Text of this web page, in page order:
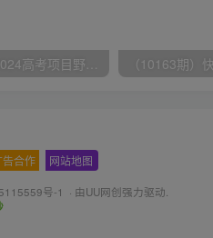
（10150期）2024高考项目野路子玩法，无限裂变，最高一天1W＋！
告合作 网站地图
号-1 · 由UU网创强力驱动.